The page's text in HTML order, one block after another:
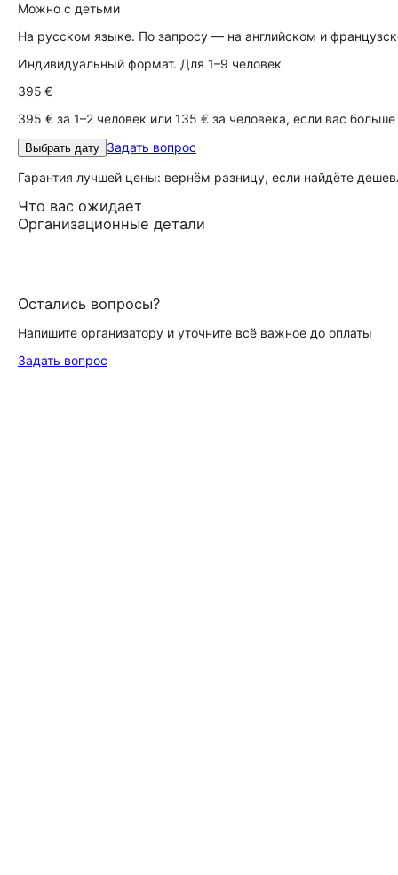
Можно с детьми
На русском языке. По запросу — на английском и
Индивидуальный формат. Для 1–9 человек
395 €
395 € за 1–2 человек или 135 € за человека, если вас больше
Выбрать дату Задать вопрос
Гарантия лучшей цены: вернём разницу, если найдёте
Что вас ожидает
Организационные детали
Остались вопросы?
Напишите организатору и уточните всё важное до оплаты
Задать вопрос